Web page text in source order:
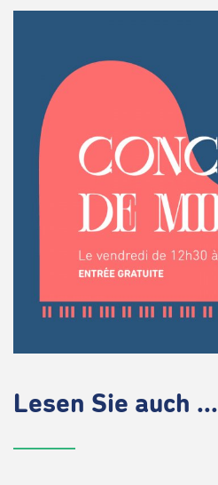
Lesen Sie auch ...